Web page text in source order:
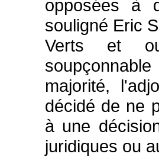
opposées à
souligné Eric
Verts et
majorité,
décidé de ne
à une
juridiques ou